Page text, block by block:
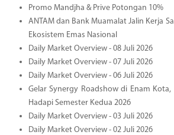
Promo Mandjha & Prive Potongan 10%
ANTAM dan Bank Muamalat Jalin Kerja
Ekosistem Emas Nasional
Daily Market Overview - 08 Juli 2026
Daily Market Overview - 07 Juli 2026
Daily Market Overview - 06 Juli 2026
Gelar Synergy Roadshow di Enam
Hadapi Semester Kedua 2026
Daily Market Overview - 03 Juli 2026
Daily Market Overview - 02 Juli 2026